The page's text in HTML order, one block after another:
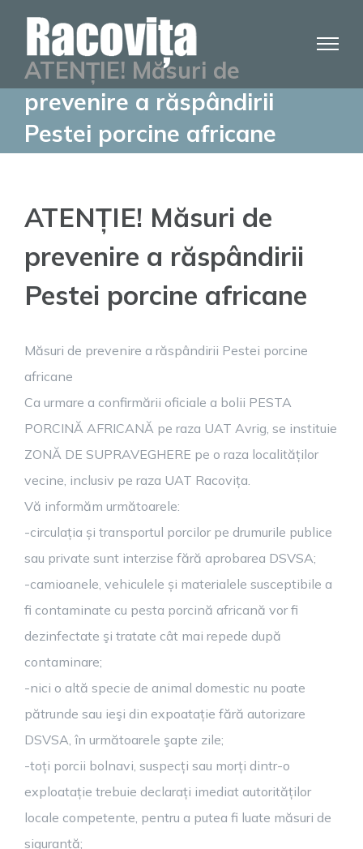
contentATENȚIE! Măsuri de
prevenire a răspândirii
Pestei porcine africane
ATENȚIE! Măsuri de
prevenire a răspândirii
Pestei porcine africane
Măsuri de prevenire a răspândirii Pestei porcine
africane
Ca urmare a confirmării oficiale a bolii PESTA
PORCINĂ AFRICANĂ pe raza UAT Avrig, se instituie
ZONĂ DE SUPRAVEGHERE pe o raza localităților
vecine, inclusiv pe raza UAT Racovița.
Vă informăm următoarele:
-circulația și transportul porcilor pe drumurile publice
sau private sunt interzise fără aprobarea DSVSA;
-camioanele, vehiculele și materialele susceptibile a
fi contaminate cu pesta porcină africană vor fi
dezinfectate şi tratate cât mai repede după
contaminare;
-nici o altă specie de animal domestic nu poate
pătrunde sau ieşi din expoatație fără autorizare
DSVSA, în următoarele şapte zile;
-toți porcii bolnavi, suspecți sau morți dintr-o
exploatație trebuie declarați imediat autorităților
locale competente, pentru a putea fi luate măsuri de
siguranță;